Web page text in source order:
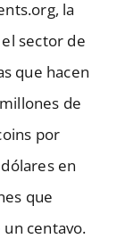
la
sector de
que hacen
de
por
en
que
centavo.